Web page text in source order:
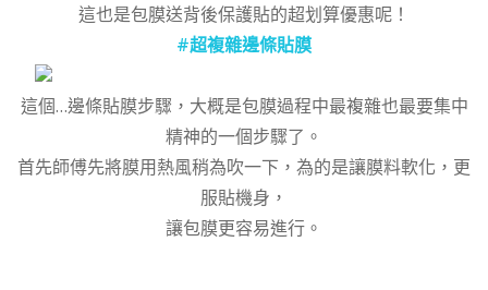
這也是包膜送背後保護貼的超划算優惠呢！
#超複雜邊條貼膜
這個…邊條貼膜步驟，大概是包膜過程中最複雜也最要集中
精神的一個步驟了。
首先師傅先將膜用熱風稍為吹一下，為的是讓膜料軟化，更
服貼機身，
讓包膜更容易進行。